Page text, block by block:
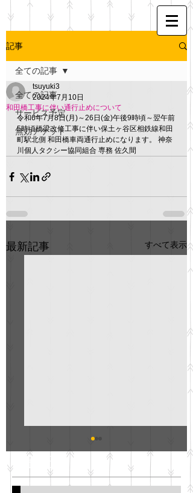
記事
全ての記事
サービス予定
無効チケット
全ての記事
和田橋工事に伴い通行止めについて
tsuyuki3
2024年7月10日
令和6年7月8日(月)～26日(金)午後9時頃～翌午前
5時頃橋梁改修工事に伴い保土ヶ谷区相鉄線和田
町駅北側 和田橋車両通行止めになります。 神奈
川個人タクシー協同組合 専務 佐久間
最新記事 すべて表示
明日(11月6日)午後3時～5
階会議室にてGOの説明会
最新記事